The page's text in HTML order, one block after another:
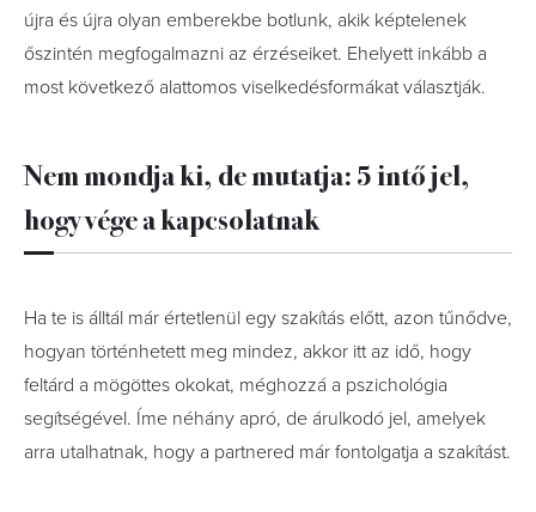
újra és újra olyan emberekbe botlunk, akik képtelenek
őszintén megfogalmazni az érzéseiket. Ehelyett inkább a
most következő alattomos viselkedésformákat választják.
Nem mondja ki, de mutatja: 5 intő jel,
hogy vége a kapcsolatnak
Ha te is álltál már értetlenül egy szakítás előtt, azon tűnődve,
hogyan történhetett meg mindez, akkor itt az idő, hogy
feltárd a mögöttes okokat, méghozzá a pszichológia
segítségével. Íme néhány apró, de árulkodó jel, amelyek
arra utalhatnak, hogy a partnered már fontolgatja a szakítást.